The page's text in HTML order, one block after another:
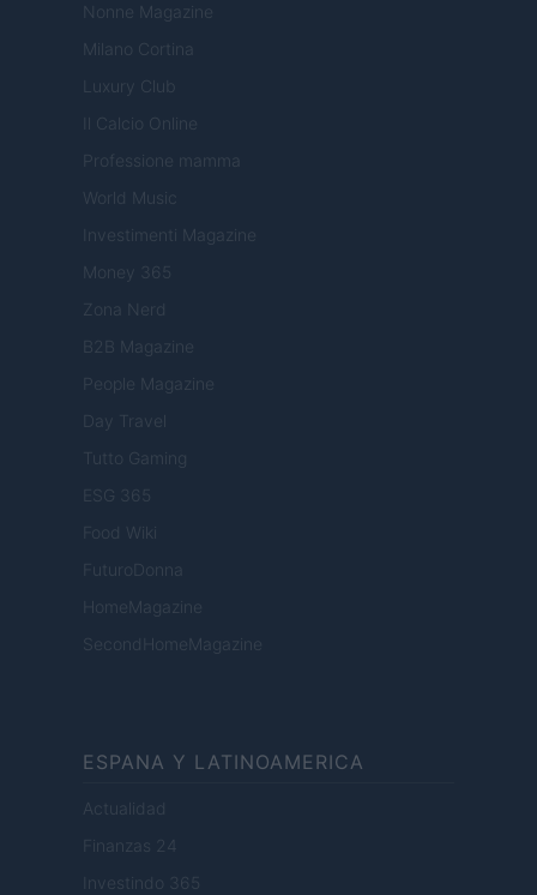
Nonne Magazine
Milano Cortina
Luxury Club
Il Calcio Online
Professione mamma
World Music
Investimenti Magazine
Money 365
Zona Nerd
B2B Magazine
People Magazine
Day Travel
Tutto Gaming
ESG 365
Food Wiki
FuturoDonna
HomeMagazine
SecondHomeMagazine
ESPANA Y LATINOAMERICA
Actualidad
Finanzas 24
Investindo 365